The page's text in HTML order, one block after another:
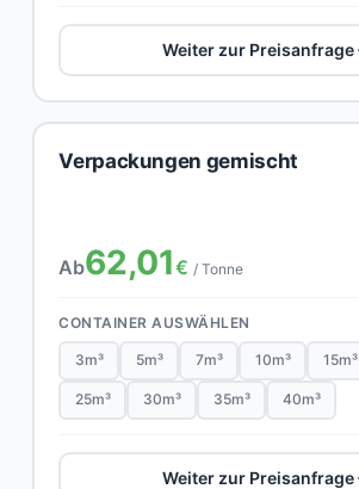
Weiter zur Preisanfrage
Verpackungen gemischt
Ab62,01€ / Tonne
CONTAINER AUSWÄHLEN
3m³ 5m³ 7m³ 10m³ 15m³
25m³ 30m³ 35m³ 40m³
Weiter zur Preisanfrage